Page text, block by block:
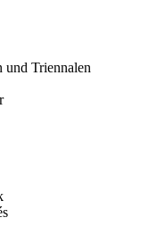
und Triennalen